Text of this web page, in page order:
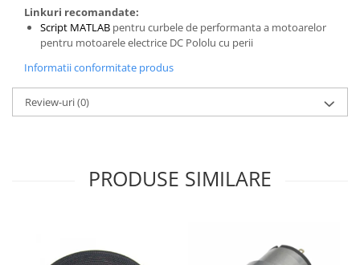
Kit Roboti
Cadouri
Puzzle mecanic Ugears
Organizator de chei Wunderkey
Constructor foto Mozabrick &
Qbrix
Linkuri recomandate:
Script MATLAB pentru curbele de performanta a motoarelor
pentru motoarele electrice DC Pololu cu perii
Informatii conformitate produs
Review-uri(0)
PRODUSE SIMILARE